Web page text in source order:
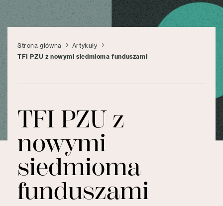
Strona główna
Artykuły
TFI PZU z nowymi siedmioma funduszami
TFI PZU z
nowymi
siedmioma
funduszami